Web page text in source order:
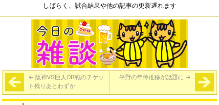
しばらく、試合結果や他の記事の更新遅れます
← 阪神VS巨人OB戦のチケッ
ト残りあとわずか
平野の年俸推移が話題に →